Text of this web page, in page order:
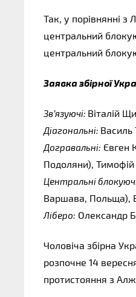
Так, у порівнянні
центральний
центральний
Заявка збірної
Зв’язуючі: Віталій
Діагональні: Василь
Догравальні: Євген
Подоляни),
Центральні
Варшава, Польща),
Ліберо: Олександр
Чоловіча збірна
розпочне 14
протистояння з